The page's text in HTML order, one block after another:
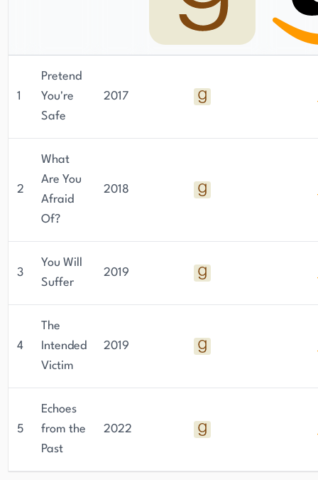
1
Pretend
You're
Safe
2017
2
What
Are You
Afraid
Of?
2018
3
You Will
Suffer
2019
4
The
Intended
Victim
2019
5
Echoes
from the
Past
2022